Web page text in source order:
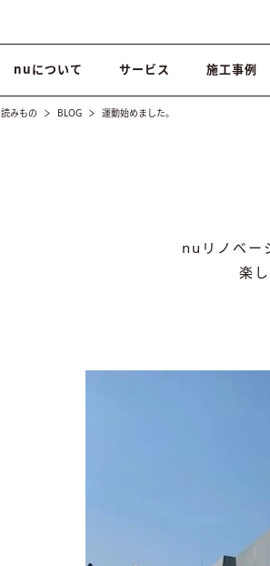
nuについて サービス 施工事例
読みもの BLOG 運動始めました。
nuリノベー
楽